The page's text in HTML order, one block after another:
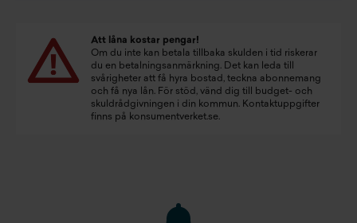
Att låna kostar pengar!
Om du inte kan betala tillbaka skulden i tid riskerar
du en betalningsanmärkning. Det kan leda till
svårigheter att få hyra bostad, teckna abonnemang
och få nya lån. För stöd, vänd dig till budget- och
skuldrådgivningen i din kommun. Kontaktuppgifter
finns på konsumentverket.se.